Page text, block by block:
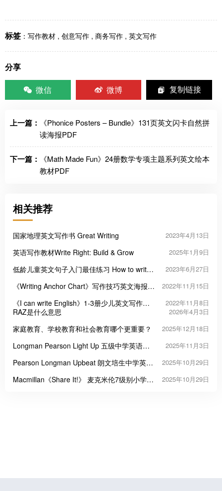
标签 ： 写作教材 , 创意写作 , 商务写作 , 英文写作
分享
微信
微博 复制链接
上一篇：
《Phonice Posters – Bundle》131页英文闪卡自然拼
读海报PDF
下一篇：
《Math Made Fun》24册数学专项主题系列英文绘本
教材PDF
相关推荐
国家地理英文写作书 Great Writing 2023年4月13日
英语写作教材Write Right: Build & Grow 2025年1月9日
低龄儿童英文句子入门最佳练习 How to write
2023年6月27日
《Writing Anchor Chart》写作技巧英文海报
2022年11月15日
《I can write English》1-3册少儿英文写作技
能培养教材PDF
2022年11月8日
RAZ是什么意思 2026年4月3日
家庭教育、学校教育和社会教育哪个更重要？ 2025年12月18日
Longman Pearson Light Up 五级中学英语教
2025年11月3日
Pearson Longman Upbeat 朗文培生中学英语
2025年10月29日
Macmillan《Share It!》 麦克米伦7级别小学英
2025年10月29日